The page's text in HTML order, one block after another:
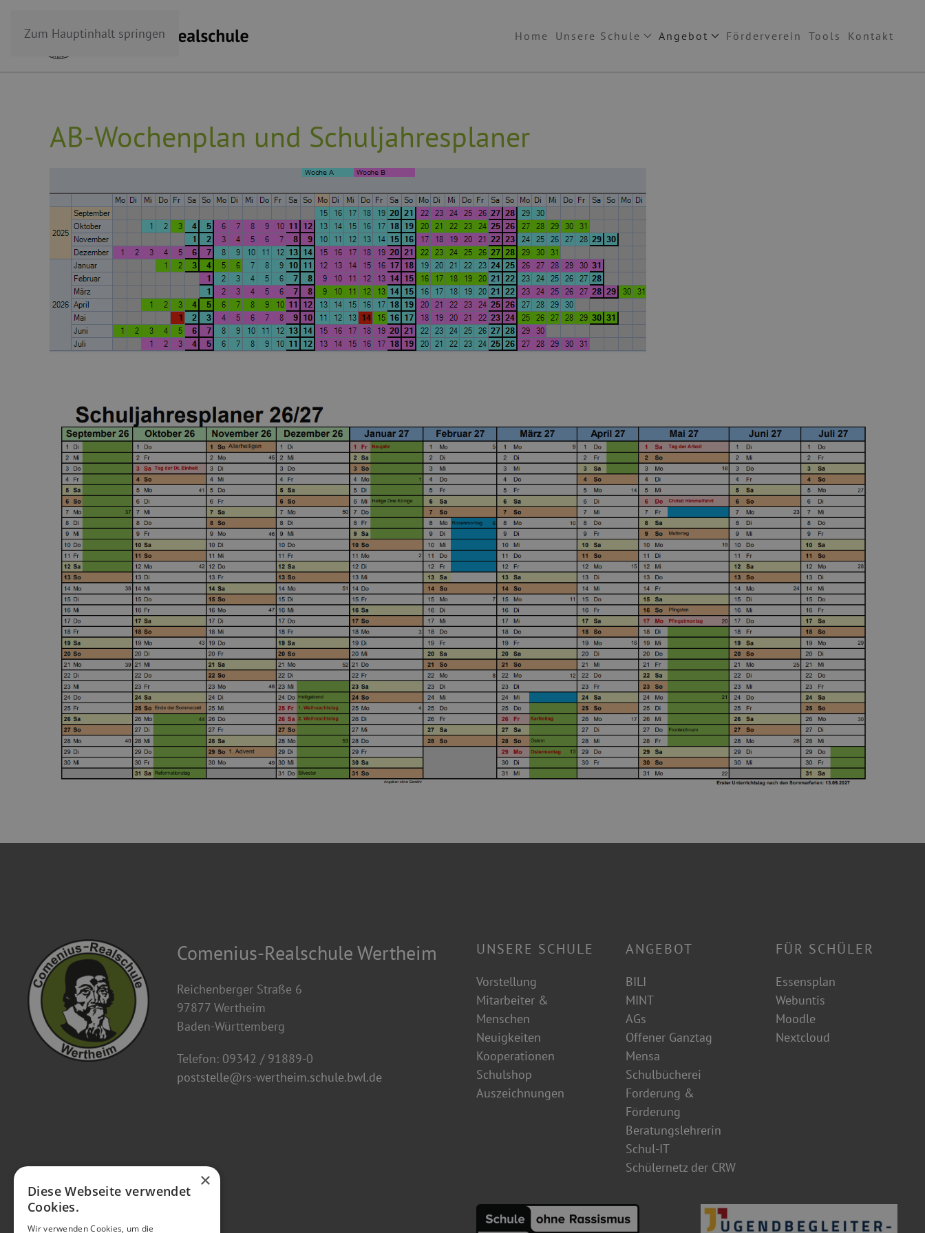
Zum Hauptinhalt springen Home Unsere Schule Angebot Förderverein Tools Kontakt
AB-Wochenplan und Schuljahresplaner
Comenius-Realschule Wertheim
Reichenberger Straße 6
97877 Wertheim
Baden-Württemberg
Telefon: 09342 / 91889-0
poststelle@rs-wertheim.schule.bwl.de
UNSERE SCHULE
Vorstellung
Mitarbeiter &
Menschen
Neuigkeiten
Kooperationen
Schulshop
Auszeichnungen
ANGEBOT
BILI
MINT
AGs
Offener Ganztag
Mensa
Schulbücherei
Forderung &
Förderung
Beratungslehrerin
Schul-IT
Schülernetz der CRW
FÜR SCHÜLER
Essensplan
Webuntis
Moodle
Nextcloud
×
Diese Webseite verwendet
Cookies.
Wir verwenden Cookies, um die